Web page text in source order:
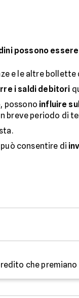
possono
e le altre bollette
i saldi debitori
possono influire
breve periodo di
consentire di